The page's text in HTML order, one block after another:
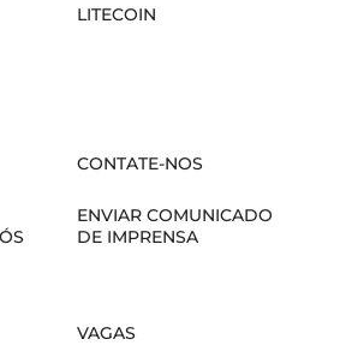
LITECOIN
CONTATE-NOS
ENVIAR COMUNICADO
DE IMPRENSA
VAGAS